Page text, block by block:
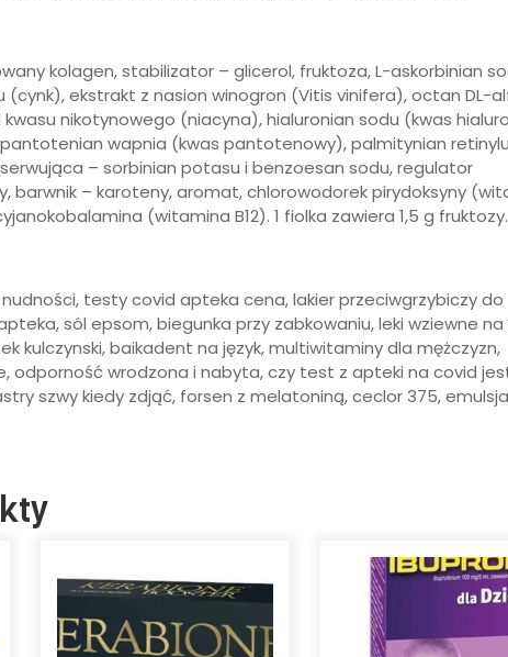
kolagen, stabilizator – glicerol, fruktoza, L-askorbinian
(cynk), ekstrakt z nasion winogron (Vitis vinifera), octan DL-
nikotynowego (niacyna), hialuronian sodu (kwas
wapnia (kwas pantotenowy), palmitynian retinylu
– sorbinian potasu i benzoesan sodu, regulator
barwnik – karoteny, aromat, chlorowodorek pirydoksyny
(witamina B12). 1 fiolka zawiera 1,5 g fruktozy.
testy covid apteka cena, lakier przeciwgrzybiczy do
sól epsom, biegunka przy zabkowaniu, leki wziewne
kulczynski, baikadent na język, multiwitaminy dla mężczyzn,
odporność wrodzona i nabyta, czy test z apteki na covid
szwy kiedy zdjąć, forsen z melatoniną, ceclor 375, emulsja